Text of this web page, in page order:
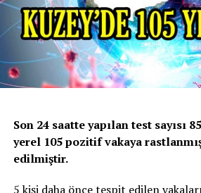
Son 24 saatte yapılan test sayısı
yerel 105 pozitif vakaya
edilmiştir.
5 kişi daha önce tespit edilen